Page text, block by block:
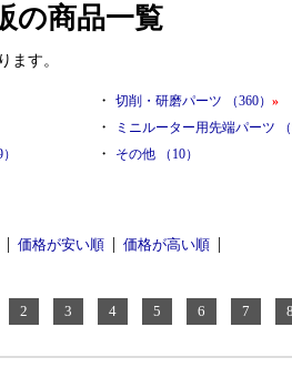
の商品一覧
ます。
・ 切削・研磨パーツ （360） »
・ ミニルーター用先端パーツ （
・ その他 （10）
価格が安い順 価格が高い順
2 3 4 5 6 7 8